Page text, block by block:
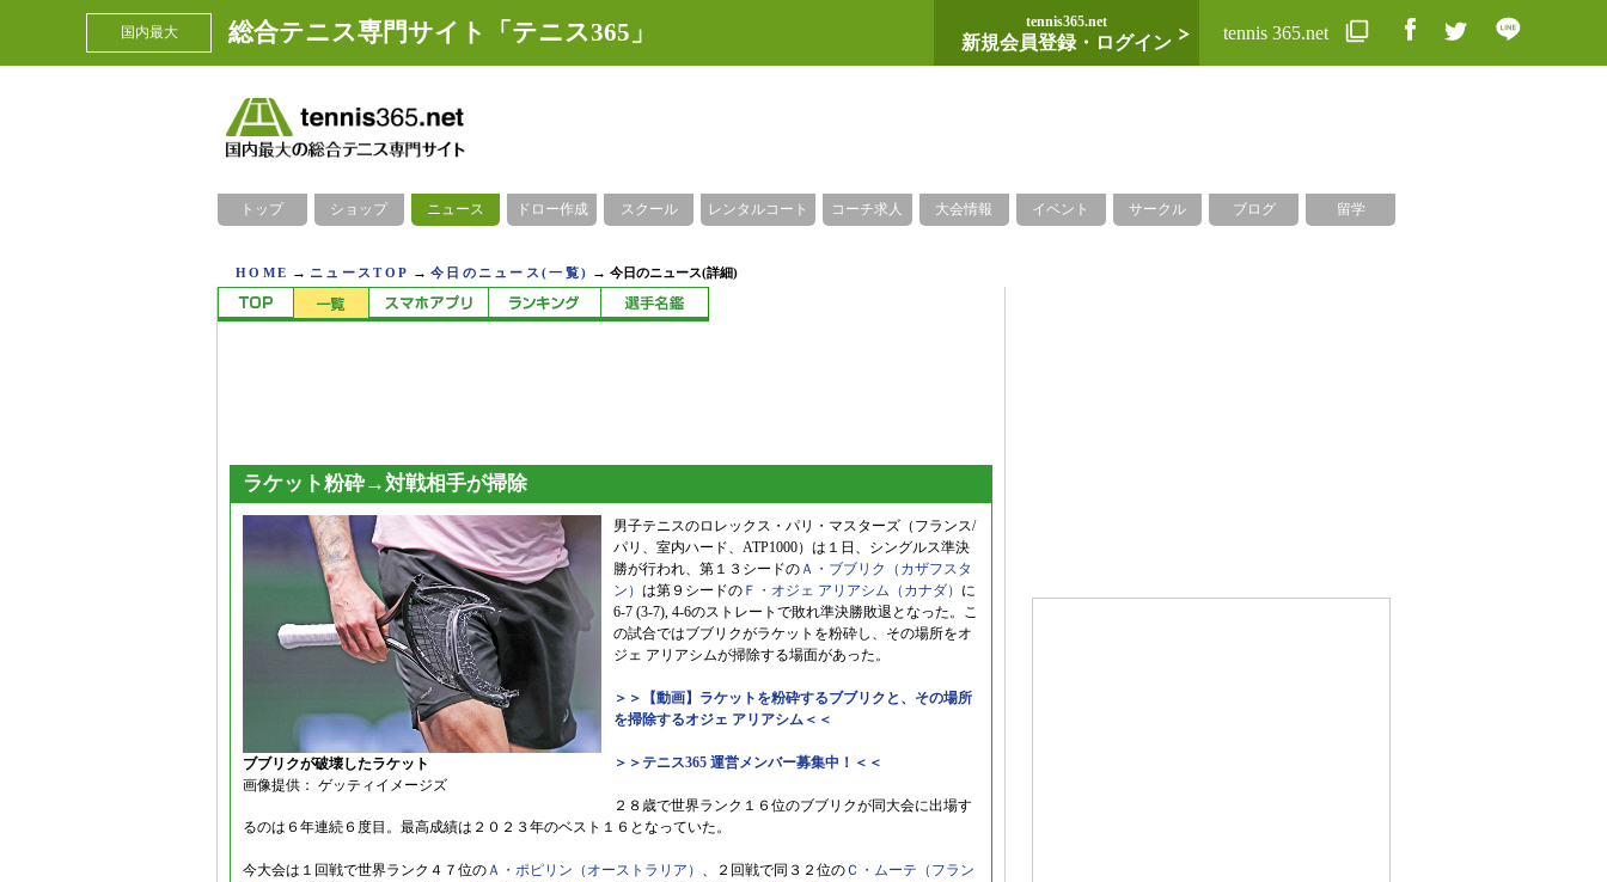
国内最大 総合テニス専門サイト「テニス365」 tennis365.net
新規会員登録・ログイン tennis 365.net
トップ ショップ ニュース ドロー作成 スクール レンタルコート コーチ求人 大会情報 イベント サークル ブログ 留学
HOME → ニュースTOP →今日のニュース(一覧) →今日のニュース(詳細)
ラケット粉砕→対戦相手が掃除
ブブリクが破壊したラケット
画像提供： ゲッティイメージズ
男子テニスのロレックス・パリ・マスターズ（フランス/
パリ、室内ハード、ATP1000）は１日、シングルス準決
勝が行われ、第１３シードのＡ・ブブリク（カザフスタ
ン） は第９シードの Ｆ・オジェ アリアシム（カナダ） に
6-7 (3-7), 4-6のストレートで敗れ準決勝敗退となった。こ
の試合ではブブリクがラケットを粉砕し、その場所をオ
ジェ アリアシムが掃除する場面があった。
＞＞【動画】ラケットを粉砕するブブリクと、その場所
を掃除するオジェ アリアシム＜＜
＞＞テニス365 運営メンバー募集中！＜＜
２８歳で世界ランク１６位のブブリクが同大会に出場す
るのは６年連続６度目。最高成績は２０２３年のベスト１６となっていた。
今大会は１回戦で世界ランク４７位のＡ・ポピリン（オーストラリア） 、２回戦で同３２位のＣ・ムーテ（フラン